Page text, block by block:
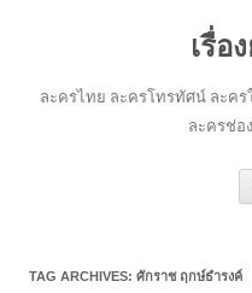
เรื่อ
ละครไทย ละครโทรทัศน์ ละคร
ละครช่อ
TAG ARCHIVES: ศักราช ฤกษ์ธำรงค์